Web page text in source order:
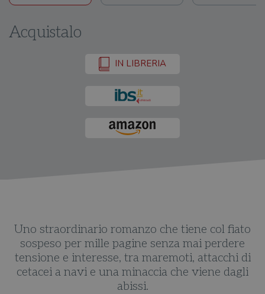
Acquistalo
IN LIBRERIA
Uno straordinario romanzo che tiene col fiato
sospeso per mille pagine senza mai perdere
tensione e interesse, tra maremoti, attacchi di
cetacei a navi e una minaccia che viene dagli
abissi.